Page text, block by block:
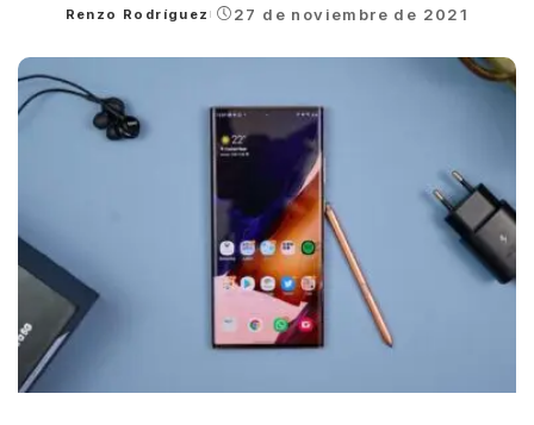
Posted
Renzo Rodríguez 27 de noviembre de 2021